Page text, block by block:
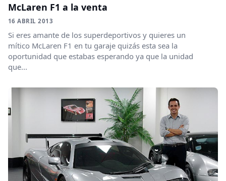
McLaren F1 a la venta
16 ABRIL 2013
Si eres amante de los superdeportivos y quieres un
mítico McLaren F1 en tu garaje quizás esta sea la
oportunidad que estabas esperando ya que la unidad
que...